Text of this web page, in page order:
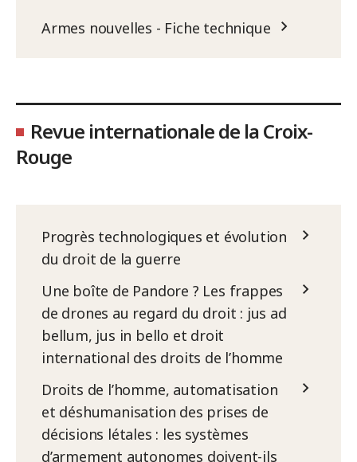
Armes nouvelles - Fiche technique
Revue internationale de la Croix-
Rouge
Progrès technologiques et évolution
du droit de la guerre
Une boîte de Pandore ? Les frappes
de drones au regard du droit : jus ad
bellum, jus in bello et droit
international des droits de l’homme
Droits de l’homme, automatisation
et déshumanisation des prises de
décisions létales : les systèmes
d’armement autonomes doivent-ils